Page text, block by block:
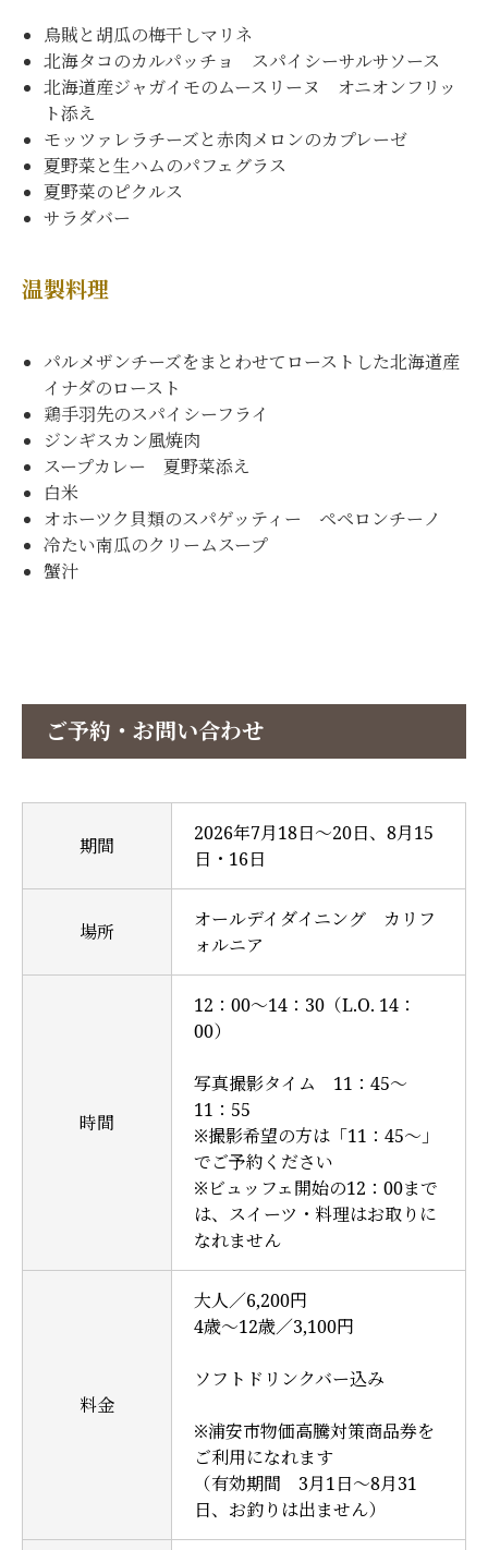
烏賊と胡瓜の梅干しマリネ
北海タコのカルパッチョ スパイシーサルサソース
北海道産ジャガイモのムースリーヌ オニオンフリッ
ト添え
モッツァレラチーズと赤肉メロンのカプレーゼ
夏野菜と生ハムのパフェグラス
夏野菜のピクルス
サラダバー
温製料理
パルメザンチーズをまとわせてローストした北海道産
イナダのロースト
鶏手羽先のスパイシーフライ
ジンギスカン風焼肉
スープカレー 夏野菜添え
白米
オホーツク貝類のスパゲッティー ペペロンチーノ
冷たい南瓜のクリームスープ
蟹汁
ご予約・お問い合わせ
期間
2026年7月18日～20日、8月15
日・16日
場所
オールデイダイニング カリフ
ォルニア
時間
12：00～14：30（L.O. 14：
00）
写真撮影タイム 11：45～
11：55
※撮影希望の方は「11：45～」
でご予約ください
※ビュッフェ開始の12：00まで
は、スイーツ・料理はお取りに
なれません
料金
大人／6,200円
4歳～12歳／3,100円
ソフトドリンクバー込み
※浦安市物価高騰対策商品券を
ご利用になれます
（有効期間 3月1日～8月31
日、お釣りは出ません）